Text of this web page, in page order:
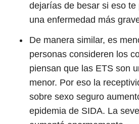
dejarías de besar si eso
una enfermedad más
De manera similar, es
personas consideren los
piensan que las ETS son
menor. Por eso la
sobre sexo seguro
epidemia de SIDA. La